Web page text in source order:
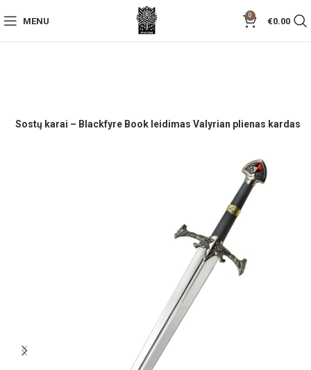
MENU
0
€0.00
Sostų karai – Blackfyre Book leidimas Valyrian plienas kardas